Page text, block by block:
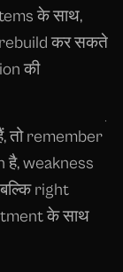
के साथ,
कर सकते
की
तो remember
है, weakness
right
के साथ